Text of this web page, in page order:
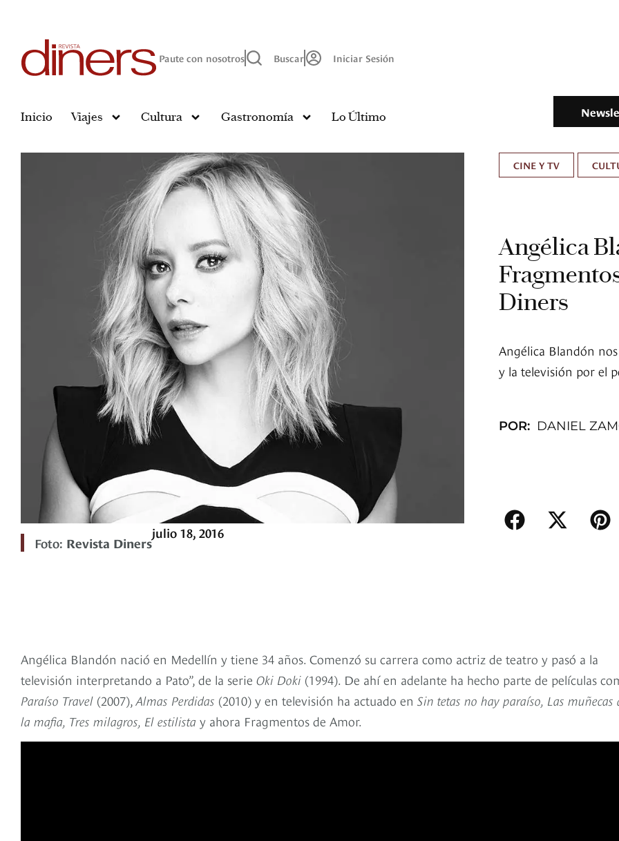
Paute con nosotros Buscar Iniciar Sesión
Inicio Viajes Cultura Gastronomía Lo Último
Foto: Revista Diners
julio 18, 2016
CINE Y TV
Angélica
Diners
Angélica Blandón
y la televisión por el
POR: DANIEL
Angélica Blandón nació en Medellín y tiene 34 años. Comenzó su carrera como actriz de teatro y pasó a la
televisión interpretando a Pato”, de la serie Oki Doki (1994). De ahí en adelante ha hecho parte de películas
Paraíso Travel (2007),Almas Perdidas (2010) y en televisión ha actuado en Sin tetas no hay paraíso, Las muñecas
la mafia, Tres milagros, El estilista y ahora Fragmentos de Amor.